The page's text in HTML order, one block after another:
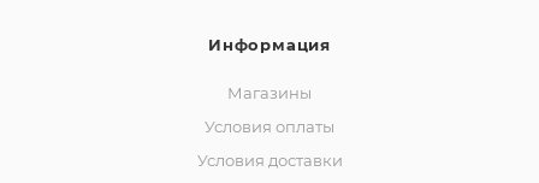
Информация
Магазины
Условия оплаты
Условия доставки